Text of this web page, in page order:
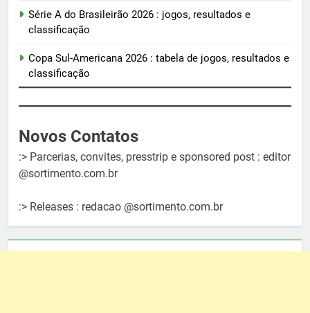
Série A do Brasileirão 2026 : jogos, resultados e
classificação
Copa Sul-Americana 2026 : tabela de jogos, resultados e
classificação
Novos Contatos
:> Parcerias, convites, presstrip e sponsored post : editor
@sortimento.com.br
:> Releases : redacao @sortimento.com.br